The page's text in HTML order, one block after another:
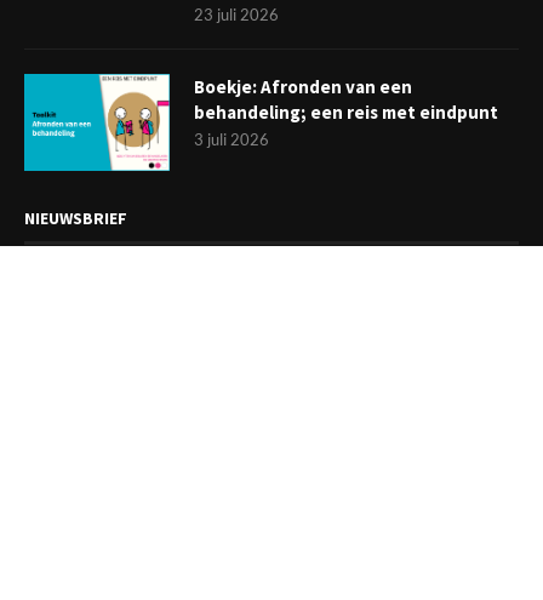
23 juli 2026
Boekje: Afronden van een
behandeling; een reis met eindpunt
3 juli 2026
NIEUWSBRIEF